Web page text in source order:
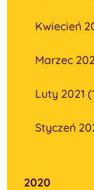
Kwiecień
Marzec
Luty 2021
Styczeń
2020